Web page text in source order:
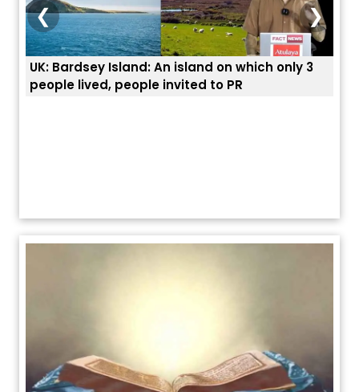
UK: Bardsey Island: An island on which only 3
people lived, people invited to PR
❮ ❯